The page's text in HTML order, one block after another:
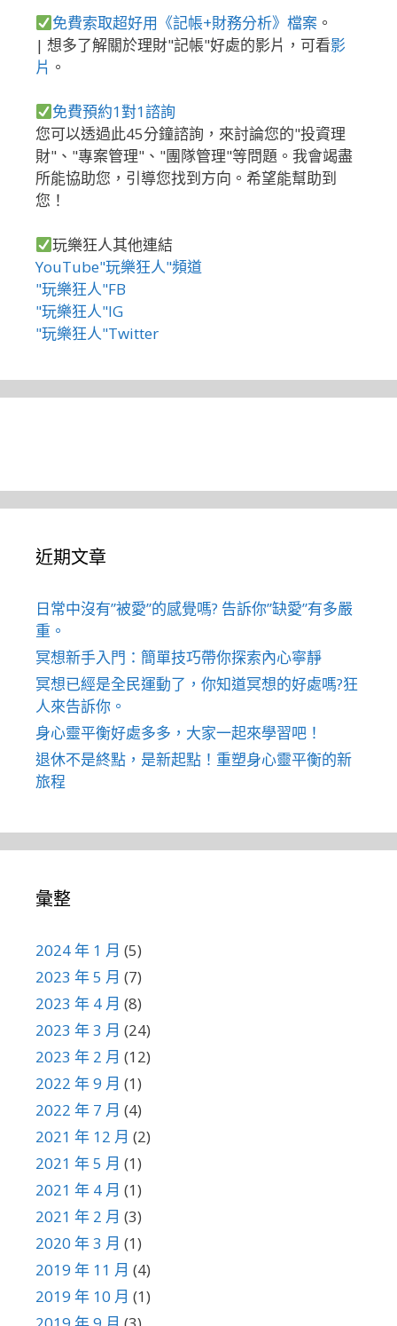
免費索取超好用《記帳+財務分析》檔案 。
| 想多了解關於理財"記帳"好處的影片，可看影
片 。
免費預約1對1諮詢
您可以透過此45分鐘諮詢，來討論您的"投資理
財"、"專案管理"、"團隊管理"等問題。我會竭盡
所能協助您，引導您找到方向。希望能幫助到
您！
玩樂狂人其他連結
YouTube"玩樂狂人"頻道
"玩樂狂人"FB
"玩樂狂人"IG
"玩樂狂人"Twitter
近期文章
日常中沒有”被愛”的感覺嗎? 告訴你”缺愛”有多嚴
重。
冥想新手入門：簡單技巧帶你探索內心寧靜
冥想已經是全民運動了，你知道冥想的好處嗎?狂
人來告訴你。
身心靈平衡好處多多，大家一起來學習吧！
退休不是終點，是新起點！重塑身心靈平衡的新
旅程
彙整
2024 年 1 月 (5)
2023 年 5 月 (7)
2023 年 4 月 (8)
2023 年 3 月 (24)
2023 年 2 月 (12)
2022 年 9 月 (1)
2022 年 7 月 (4)
2021 年 12 月 (2)
2021 年 5 月 (1)
2021 年 4 月 (1)
2021 年 2 月 (3)
2020 年 3 月 (1)
2019 年 11 月 (4)
2019 年 10 月 (1)